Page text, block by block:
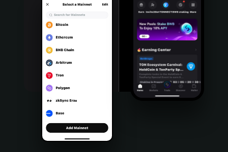
Português (Portugal)
Bahasa Indonesia
Português (Brasil)
Español (Argentina)